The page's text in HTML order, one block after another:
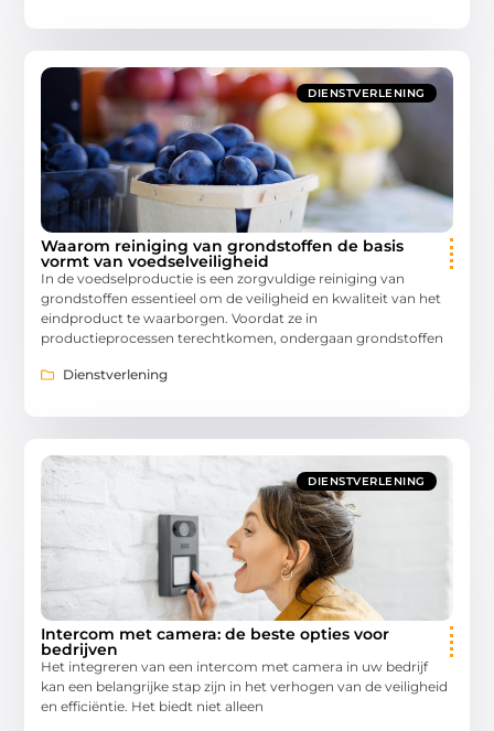
DIENSTVERLENING
Waarom reiniging van grondstoffen de basis
vormt van voedselveiligheid
In de voedselproductie is een zorgvuldige reiniging van
grondstoffen essentieel om de veiligheid en kwaliteit van het
eindproduct te waarborgen. Voordat ze in
productieprocessen terechtkomen, ondergaan grondstoffen
Dienstverlening
DIENSTVERLENING
Intercom met camera: de beste opties voor
bedrijven
Het integreren van een intercom met camera in uw bedrijf
kan een belangrijke stap zijn in het verhogen van de veiligheid
en efficiëntie. Het biedt niet alleen